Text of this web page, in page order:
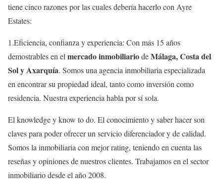
tiene cinco razones por las cuales debería hacerlo con Ayre
Estates:
1.Eficiencia, confianza y experiencia: Con más 15 años
demostrables en el mercado inmobiliariodeMálaga, Costa del
Sol y Axarquía. Somos una agencia inmobiliaria especializada
en encontrar su propiedad ideal, tanto como inversión como
residencia. Nuestra experiencia habla por sí sola.
El knowledge y know to do. El conocimiento y saber hacer son
claves para poder ofrecer un servicio diferenciador y de calidad.
Somos la inmobiliaria con mejor rating, teniendo en cuenta las
reseñas y opiniones de nuestros clientes. Trabajamos en el sector
inmobiliario desde el año 2008.